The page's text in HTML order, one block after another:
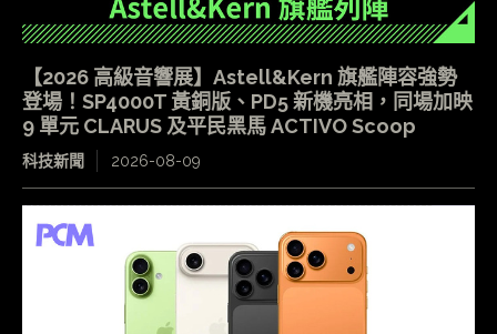
【2026 高級音響展】Astell&Kern 旗艦陣容強勢
登場！SP4000T 黃銅版、PD5 新機亮相，同場加映
9 單元 CLARUS 及平民黑馬 ACTIVO Scoop
科技新聞 2026-08-09